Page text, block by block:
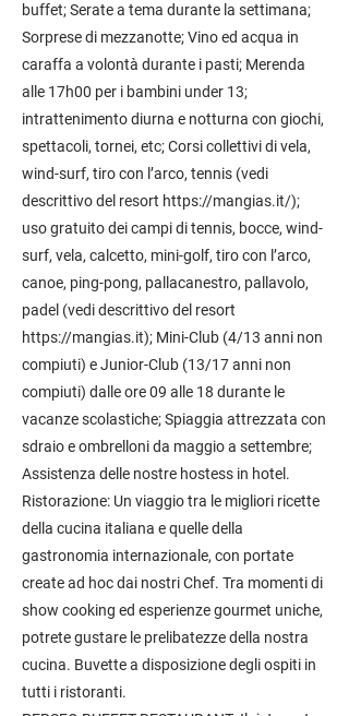
buffet; Serate a tema durante la settimana;
Sorprese di mezzanotte; Vino ed acqua in
caraffa a volontà durante i pasti; Merenda
alle 17h00 per i bambini under 13;
intrattenimento diurna e notturna con giochi,
spettacoli, tornei, etc; Corsi collettivi di vela,
wind-surf, tiro con l’arco, tennis (vedi
descrittivo del resort https://mangias.it/);
uso gratuito dei campi di tennis, bocce, wind-
surf, vela, calcetto, mini-golf, tiro con l’arco,
canoe, ping-pong, pallacanestro, pallavolo,
padel (vedi descrittivo del resort
https://mangias.it); Mini-Club (4/13 anni non
compiuti) e Junior-Club (13/17 anni non
compiuti) dalle ore 09 alle 18 durante le
vacanze scolastiche; Spiaggia attrezzata con
sdraio e ombrelloni da maggio a settembre;
Assistenza delle nostre hostess in hotel.
Ristorazione: Un viaggio tra le migliori ricette
della cucina italiana e quelle della
gastronomia internazionale, con portate
create ad hoc dai nostri Chef. Tra momenti di
show cooking ed esperienze gourmet uniche,
potrete gustare le prelibatezze della nostra
cucina. Buvette a disposizione degli ospiti in
tutti i ristoranti.